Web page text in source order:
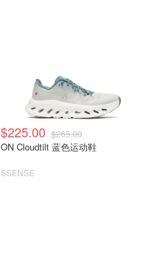
$225.00 $265.00
ON Cloudtilt 蓝色运动鞋
SSENSE